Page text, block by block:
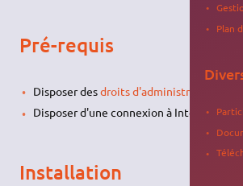
Pré-requis
Disposer desdroits d'administration
Disposer d'une connexion à Internet
Installation
Plan